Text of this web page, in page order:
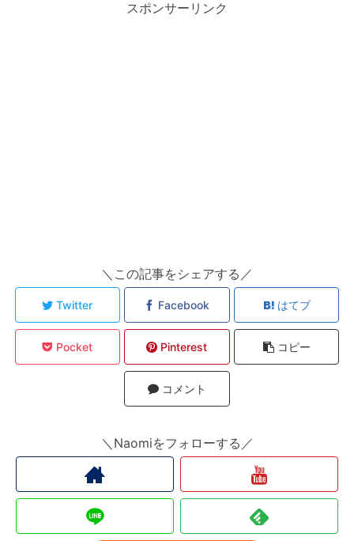
スポンサーリンク
＼この記事をシェアする／
Twitter Facebook はてブ
Pocket Pinterest コピー
コメント
＼Naomiをフォローする／